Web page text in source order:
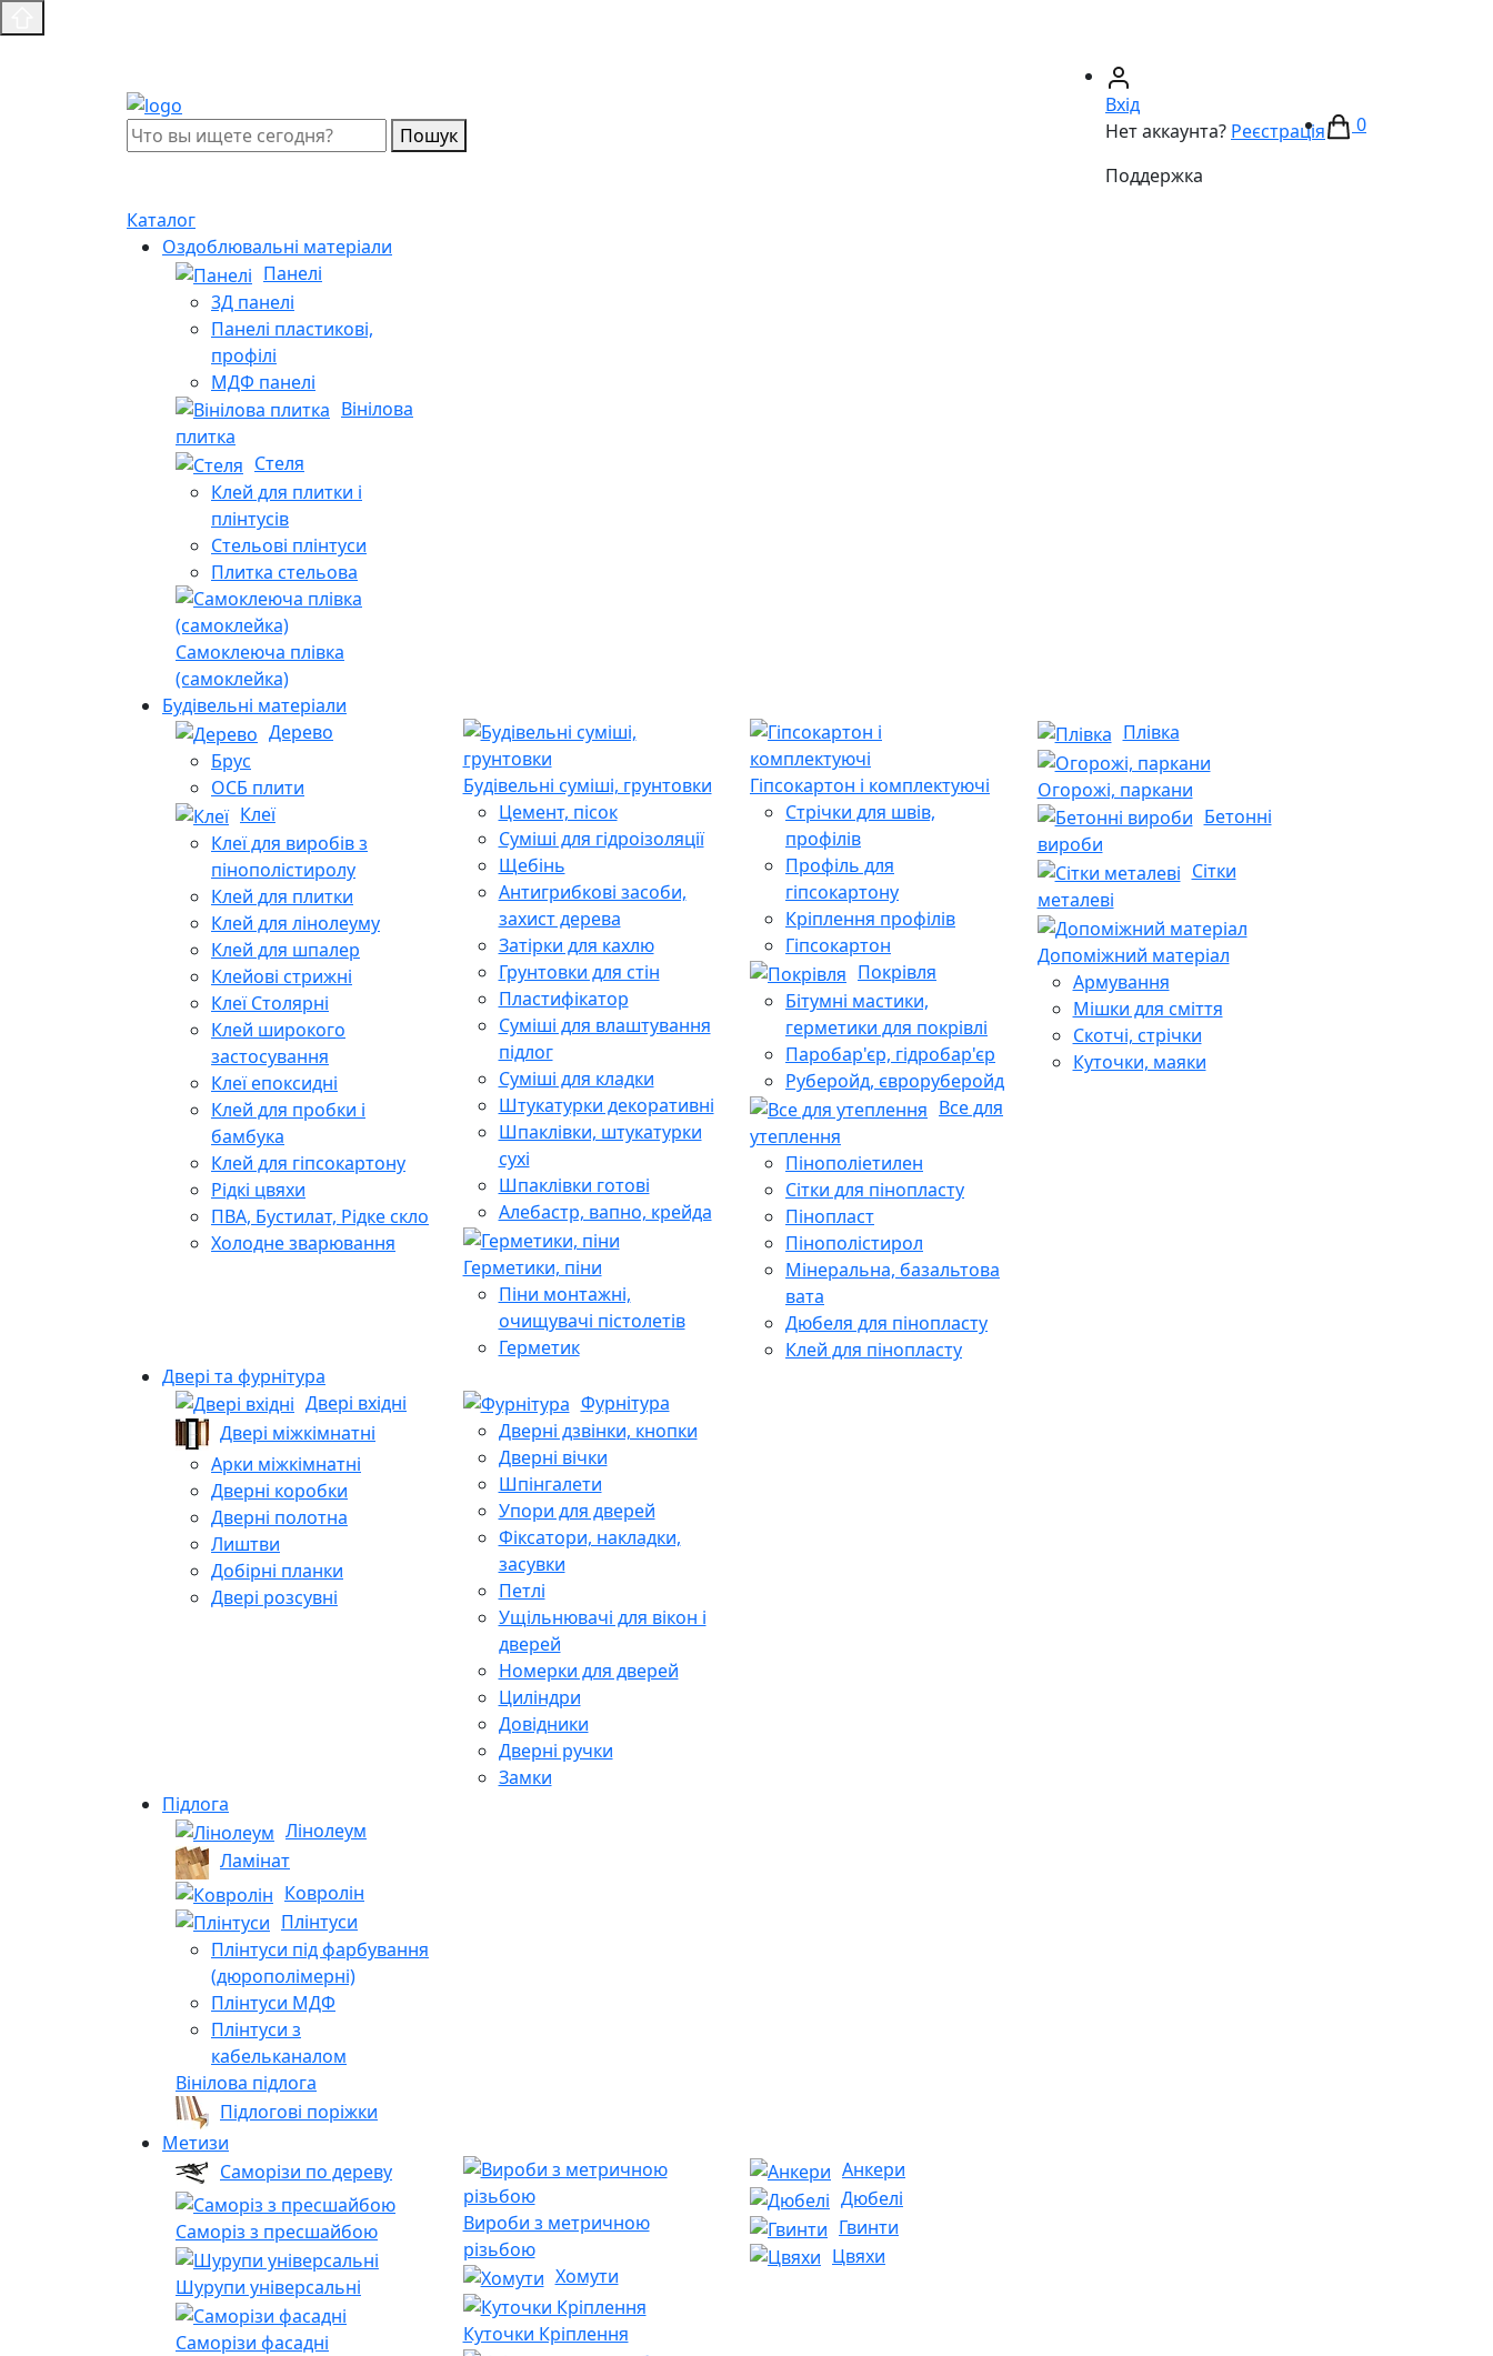
Пошук
Вхід
Нет аккаунта? Реєстрація
Поддержка
0
Каталог
Оздоблювальні матеріали
Панелі
3Д панелі
Панелі пластикові,
профілі
МДФ панелі
Вінілова
плитка
Стеля
Клей для плитки і
плінтусів
Стельові плінтуси
Плитка стельова
Самоклеюча плівка
(самоклейка)
Будівельні матеріали
Дерево
Брус
ОСБ плити
Клеї
Клеї для виробів з
пінополістиролу
Клей для плитки
Клей для лінолеуму
Клей для шпалер
Клейові стрижні
Клеї Столярні
Клей широкого
застосування
Клеї епоксидні
Клей для пробки і
бамбука
Клей для гіпсокартону
Рідкі цвяхи
ПВА, Бустилат, Рідке скло
Холодне зварювання
Будівельні суміші, грунтовки
Цемент, пісок
Суміші для гідроізоляції
Щебінь
Антигрибкові засоби,
захист дерева
Затірки для кахлю
Грунтовки для стін
Пластифікатор
Суміші для влаштування
підлог
Суміші для кладки
Штукатурки декоративні
Шпаклівки, штукатурки
сухі
Шпаклівки готові
Алебастр, вапно, крейда
Герметики, піни
Піни монтажні,
очищувачі пістолетів
Герметик
Гіпсокартон і комплектуючі
Стрічки для швів,
профілів
Профіль для
гіпсокартону
Кріплення профілів
Гіпсокартон
Покрівля
Бітумні мастики,
герметики для покрівлі
Паробар'єр, гідробар'єр
Руберойд, євроруберойд
Все для
утеплення
Пінополіетилен
Сітки для пінопласту
Пінопласт
Пінополістирол
Мінеральна, базальтова
вата
Дюбеля для пінопласту
Клей для пінопласту
Плівка
Огорожі, паркани
Бетонні
вироби
Сітки
металеві
Допоміжний матеріал
Армування
Мішки для сміття
Скотчі, стрічки
Куточки, маяки
Двері та фурнітура
Двері вхідні
Двері міжкімнатні
Арки міжкімнатні
Дверні коробки
Дверні полотна
Лиштви
Добірні планки
Двері розсувні
Фурнітура
Дверні дзвінки, кнопки
Дверні вічки
Шпінгалети
Упори для дверей
Фіксатори, накладки,
засувки
Петлі
Ущільнювачі для вікон і
дверей
Номерки для дверей
Циліндри
Довідники
Дверні ручки
Замки
Підлога
Лінолеум
Ламінат
Ковролін
Плінтуси
Плінтуси під фарбування
(дюрополімерні)
Плінтуси МДФ
Плінтуси з
кабельканалом
Вінілова підлога
Підлогові поріжки
Метизи
Саморізи по дереву
Саморіз з пресшайбою
Шурупи універсальні
Саморізи фасадні
Вироби з метричною
різьбою
Хомути
Куточки Кріплення
Анкери
Дюбелі
Гвинти
Цвяхи